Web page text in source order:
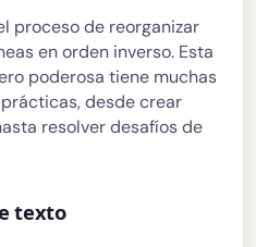
proceso de reorganizar
en orden inverso. Esta
poderosa tiene muchas
desde crear
resolver desafíos de
texto